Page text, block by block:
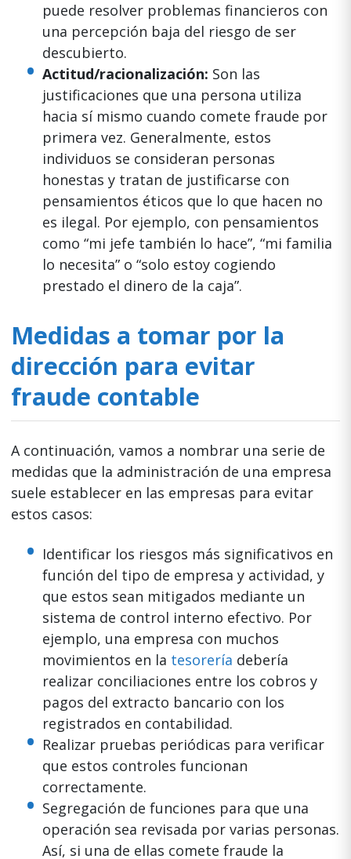
puede resolver problemas financieros con
una percepción baja del riesgo de ser
descubierto.
Actitud/racionalización: Son las
justificaciones que una persona utiliza
hacia sí mismo cuando comete fraude por
primera vez. Generalmente, estos
individuos se consideran personas
honestas y tratan de justificarse con
pensamientos éticos que lo que hacen no
es ilegal. Por ejemplo, con pensamientos
como “mi jefe también lo hace”, “mi familia
lo necesita” o “solo estoy cogiendo
prestado el dinero de la caja”.
Medidas a tomar por la
dirección para evitar
fraude contable
A continuación, vamos a nombrar una serie de
medidas que la administración de una empresa
suele establecer en las empresas para evitar
estos casos:
Identificar los riesgos más significativos en
función del tipo de empresa y actividad, y
que estos sean mitigados mediante un
sistema de control interno efectivo. Por
ejemplo, una empresa con muchos
movimientos en la tesorería debería
realizar conciliaciones entre los cobros y
pagos del extracto bancario con los
registrados en contabilidad.
Realizar pruebas periódicas para verificar
que estos controles funcionan
correctamente.
Segregación de funciones para que una
operación sea revisada por varias personas.
Así, si una de ellas comete fraude la